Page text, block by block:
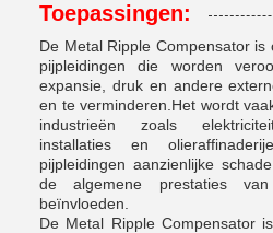
Toepassingen:
De Metal Ripple Compensator is
pijpleidingen die worden
expansie, druk en andere
en te verminderen.Het wordt
industrieën zoals
installaties en
pijpleidingen aanzienlijke
de algemene prestaties
beïnvloeden.
De Metal Ripple Compensator